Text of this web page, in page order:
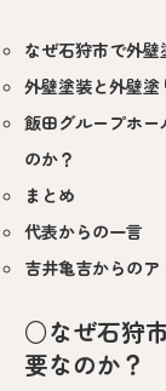
なぜ石狩市で外
外壁塗装と外壁塗
飯田グループホ
のか？
まとめ
代表からの一言
吉井亀吉からのア
○なぜ石狩
要なのか？